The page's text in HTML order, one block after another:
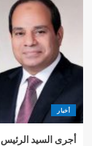
أخبار
أجرى السيد الرئيس